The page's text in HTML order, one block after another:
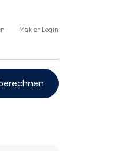
Makler Login